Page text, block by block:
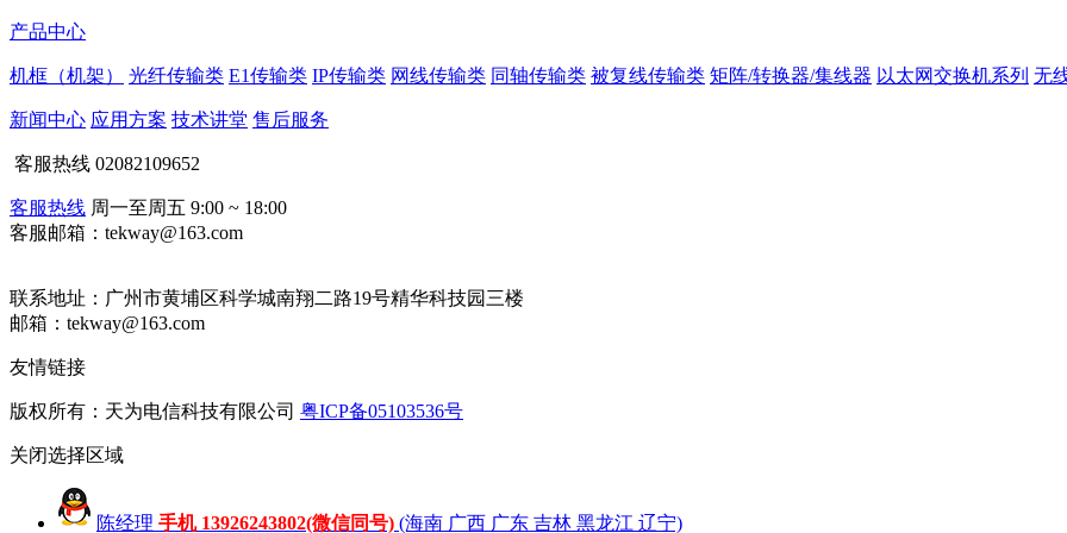
产品中心
机框（机架） 光纤传输类 E1传输类 IP传输类 网线传输类 同轴传输类 被复线传输类 矩阵/转换器/集线器 以太网交换机系列 无
新闻中心 应用方案 技术讲堂 售后服务
客服热线 02082109652
客服热线 周一至周五 9:00 ~ 18:00
客服邮箱：tekway@163.com
联系地址： 广州市黄埔区科学城南翔二路19号精华科技园三楼
邮箱：tekway@163.com
友情链接
版权所有：天为电信科技有限公司 粤ICP备05103536号
关闭选择区域
陈经理 手机 13926243802(微信同号) (海南 广西 广东 吉林 黑龙江 辽宁)